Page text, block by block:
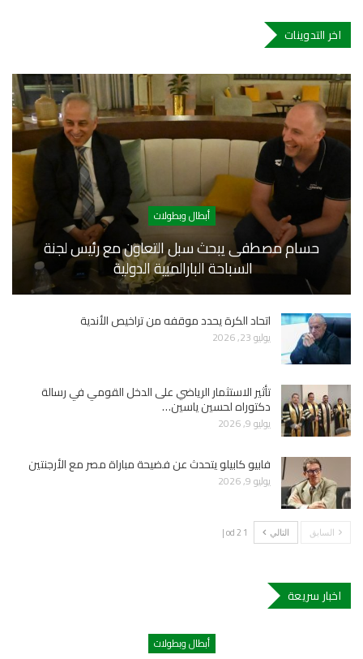
اخر التدوينات
أبطال وبطولات
حسام مصطفى يبحث سبل التعاون مع رئيس لجنة
السباحة البارالمبية الدولية
اتحاد الكرة يحدد موقفه من تراخيص الأندية
يوليو 23, 2026
تأثير الاستثمار الرياضي على الدخل القومي في رسالة
دكتوراه لحسين ياسين…
يوليو 9, 2026
فابيو كابيلو يتحدث عن فضيحة مباراة مصر مع الأرجنتين
يوليو 9, 2026
السابق التالي 1 od 2 |
اخبار سريعة
أبطال وبطولات